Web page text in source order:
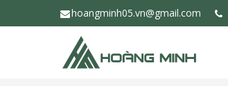
hoangminh05.vn@gmail.com